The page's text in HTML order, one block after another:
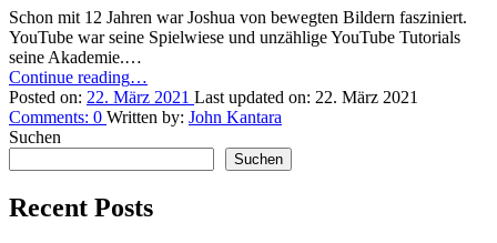
Schon mit 12 Jahren war Joshua von bewegten Bildern fasziniert.
YouTube war seine Spielwiese und unzählige YouTube Tutorials
seine Akademie.…
Continue reading“Joshua
Sidiki
Adisa
…
Posted on: 22. März 2021 Last updated on: 22. März 2021
Comments: 0 Written by: John Kantara
Suchen
Suchen
Recent Posts